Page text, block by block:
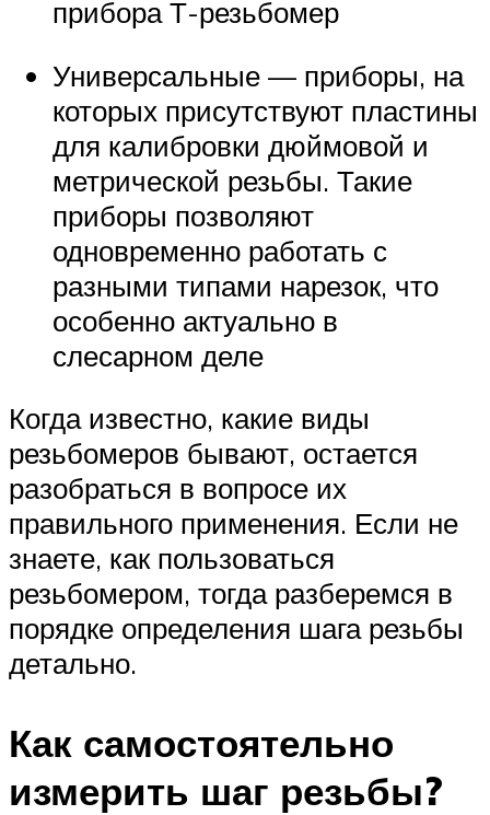
прибора Т-резьбомер
Универсальные — приборы, на
которых присутствуют пластины
для калибровки дюймовой и
метрической резьбы. Такие
приборы позволяют
одновременно работать с
разными типами нарезок, что
особенно актуально в
слесарном деле
Когда известно, какие виды
резьбомеров бывают, остается
разобраться в вопросе их
правильного применения. Если не
знаете, как пользоваться
резьбомером, тогда разберемся в
порядке определения шага резьбы
детально.
Как самостоятельно
измерить шаг резьбы?